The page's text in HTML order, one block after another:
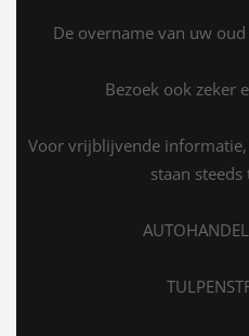
De overname van uw
Bezoek ook zeker
Voor vrijblijvende
staan